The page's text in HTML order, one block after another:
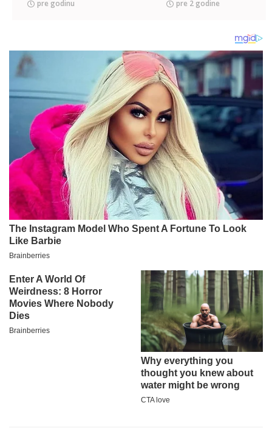
pre godinu pre 2 godine